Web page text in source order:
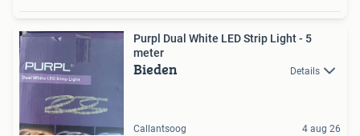
Purpl Dual White LED Strip Light - 5
meter
Bieden Details
Callantsoog 4 aug 26